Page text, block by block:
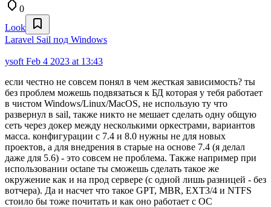
0
Look
Laravel Sail под Windows
ysoft Feb 4 2023 at 13:43
если честно не совсем понял в чем жесткая зависимость? ты
без проблем можешь подвязаться к БД которая у тебя работает
в чистом Windows/Linux/MacOS, не использую ту что
развернул в sail, также никто не мешает сделать одну общую
сеть через докер между несколькими оркестрами, вариантов
масса. конфигурации с 7.4 и 8.0 нужны не для новых
проектов, а для внедрения в старые на основе 7.4 (я делал
даже для 5.6) - это совсем не проблема. Также например при
использовании octane ты сможешь сделать такое же
окружение как и на прод сервере (с одной лишь разницей - без
вотчера). Да и насчет что такое GPT, MBR, EXT3/4 и NTFS
стоило бы тоже почитать и как оно работает с ОС